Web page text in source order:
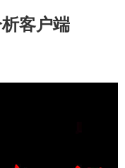
客户端